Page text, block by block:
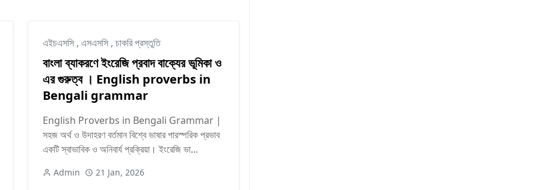
এইচএসসি , এসএসসি , চাকরি প্রস্তুতি
বাংলা ব্যাকরণে ইংরেজি প্রবাদ বাক্যের ভূমিকা ও
এর গুরুত্ব । English proverbs in
Bengali grammar
English Proverbs in Bengali Grammar |
সহজ অর্থ ও উদাহরণ বর্তমান বিশ্বে ভাষার পারস্পরিক প্রভাব
একটি স্বাভাবিক ও অনিবার্য প্রক্রিয়া। ইংরেজি ভা...
Admin 21 Jan, 2026